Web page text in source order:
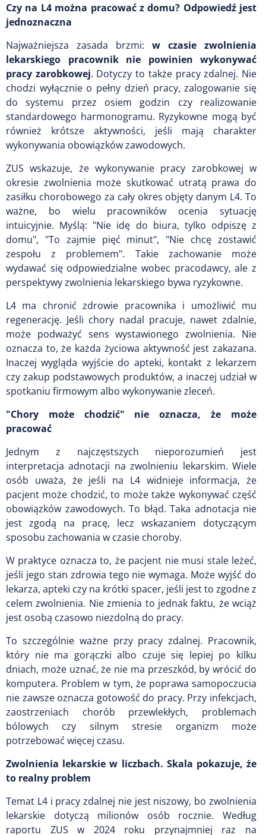
Czy na L4 można pracować z domu? Odpowiedź jest
jednoznaczna
Najważniejsza zasada brzmi: w czasie zwolnienia
lekarskiego pracownik nie powinien wykonywać
pracy zarobkowej. Dotyczy to także pracy zdalnej. Nie
chodzi wyłącznie o pełny dzień pracy, zalogowanie się
do systemu przez osiem godzin czy realizowanie
standardowego harmonogramu. Ryzykowne mogą być
również krótsze aktywności, jeśli mają charakter
wykonywania obowiązków zawodowych.
ZUS wskazuje, że wykonywanie pracy zarobkowej w
okresie zwolnienia może skutkować utratą prawa do
zasiłku chorobowego za cały okres objęty danym L4. To
ważne, bo wielu pracowników ocenia sytuację
intuicyjnie. Myślą: "Nie idę do biura, tylko odpiszę z
domu", "To zajmie pięć minut", "Nie chcę zostawić
zespołu z problemem". Takie zachowanie może
wydawać się odpowiedzialne wobec pracodawcy, ale z
perspektywy zwolnienia lekarskiego bywa ryzykowne.
L4 ma chronić zdrowie pracownika i umożliwić mu
regenerację. Jeśli chory nadal pracuje, nawet zdalnie,
może podważyć sens wystawionego zwolnienia. Nie
oznacza to, że każda życiowa aktywność jest zakazana.
Inaczej wygląda wyjście do apteki, kontakt z lekarzem
czy zakup podstawowych produktów, a inaczej udział w
spotkaniu firmowym albo wykonywanie zleceń.
"Chory może chodzić" nie oznacza, że może
pracować
Jednym z najczęstszych nieporozumień jest
interpretacja adnotacji na zwolnieniu lekarskim. Wiele
osób uważa, że jeśli na L4 widnieje informacja, że
pacjent może chodzić, to może także wykonywać część
obowiązków zawodowych. To błąd. Taka adnotacja nie
jest zgodą na pracę, lecz wskazaniem dotyczącym
sposobu zachowania w czasie choroby.
W praktyce oznacza to, że pacjent nie musi stale leżeć,
jeśli jego stan zdrowia tego nie wymaga. Może wyjść do
lekarza, apteki czy na krótki spacer, jeśli jest to zgodne z
celem zwolnienia. Nie zmienia to jednak faktu, że wciąż
jest osobą czasowo niezdolną do pracy.
To szczególnie ważne przy pracy zdalnej. Pracownik,
który nie ma gorączki albo czuje się lepiej po kilku
dniach, może uznać, że nie ma przeszkód, by wrócić do
komputera. Problem w tym, że poprawa samopoczucia
nie zawsze oznacza gotowość do pracy. Przy infekcjach,
zaostrzeniach chorób przewlekłych, problemach
bólowych czy silnym stresie organizm może
potrzebować więcej czasu.
Zwolnienia lekarskie w liczbach. Skala pokazuje, że
to realny problem
Temat L4 i pracy zdalnej nie jest niszowy, bo zwolnienia
lekarskie dotyczą milionów osób rocznie. Według
raportu ZUS w 2024 roku przynajmniej raz na